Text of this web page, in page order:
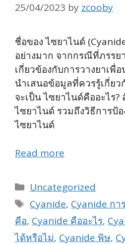
25/04/2023 by zcooby
ชื่อของ ไซยาไนด์
อย่างมาก จากกรณีที่ภรรย
เกี่ยวข้องกับการวางยาเพื่อ
นำเสนอข้อมูลที่ควรรู้เกี่ย
จะเป็น ไซยาไนด์คืออะไร?
ไซยาไนด์ รวมถึงวิธีการป้
ไซยาไนด์
Read more
Categories
Uncategorized
Tags
Cyanide, Cyanide กา
คือ, Cyanide คืออะไร,
ได้หรือไม่, Cyanide พิษ,